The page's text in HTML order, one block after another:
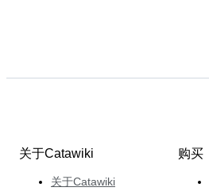
关于Catawiki
关于Catawiki
购买